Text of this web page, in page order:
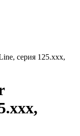
серия 125.xxx,